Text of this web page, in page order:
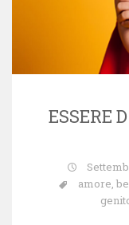
ESSERE
amore,